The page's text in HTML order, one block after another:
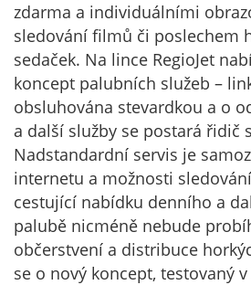
zdarma a individuálními
sledování filmů či poslechem
sedaček. Na lince RegioJet
koncept palubních služeb –
obsluhována stevardkou a o
a další služby se postará řidič
Nadstandardní servis je
internetu a možnosti
cestující nabídku denního a
palubě nicméně nebude
občerstvení a distribuce
se o nový koncept, testovaný